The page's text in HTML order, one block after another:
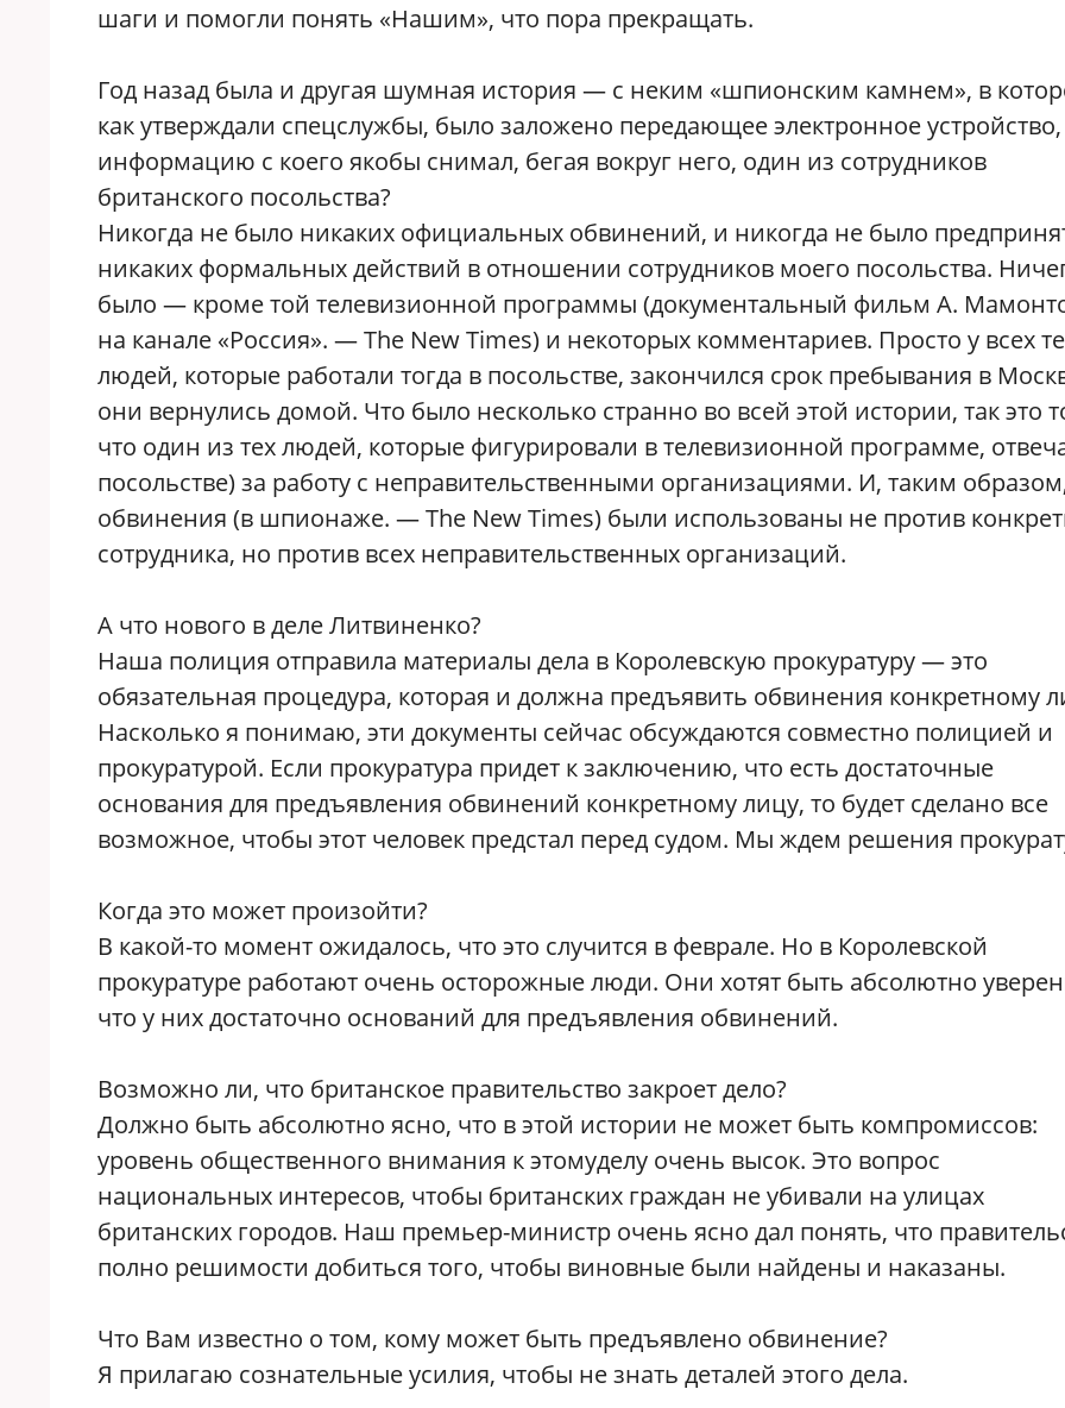
шаги и помогли понять «Нашим», что пора прекращать.
Год назад была и другая шумная история — с неким «шпионским камнем», в
как утверждали спецслужбы, было заложено передающее электронное устройство,
информацию с коего якобы снимал, бегая вокруг него, один из сотрудников
британского посольства?
Никогда не было никаких официальных обвинений, и никогда не было
никаких формальных действий в отношении сотрудников моего посольства.
было — кроме той телевизионной программы (документальный фильм А.
на канале «Россия». — The New Times) и некоторых комментариев. Просто у всех
людей, которые работали тогда в посольстве, закончился срок пребывания в
они вернулись домой. Что было несколько странно во всей этой истории, так это
что один из тех людей, которые фигурировали в телевизионной программе,
посольстве) за работу с неправительственными организациями. И, таким
обвинения (в шпионаже. — The New Times) были использованы не против
сотрудника, но против всех неправительственных организаций.
А что нового в деле Литвиненко?
Наша полиция отправила материалы дела в Королевскую прокуратуру — это
обязательная процедура, которая и должна предъявить обвинения конкретному
Насколько я понимаю, эти документы сейчас обсуждаются совместно полицией и
прокуратурой. Если прокуратура придет к заключению, что есть достаточные
основания для предъявления обвинений конкретному лицу, то будет сделано все
возможное, чтобы этот человек предстал перед судом. Мы ждем решения
Когда это может произойти?
В какой-то момент ожидалось, что это случится в феврале. Но в Королевской
прокуратуре работают очень осторожные люди. Они хотят быть абсолютно
что у них достаточно оснований для предъявления обвинений.
Возможно ли, что британское правительство закроет дело?
Должно быть абсолютно ясно, что в этой истории не может быть компромиссов:
уровень общественного внимания к этомуделу очень высок. Это вопрос
национальных интересов, чтобы британских граждан не убивали на улицах
британских городов. Наш премьер-министр очень ясно дал понять, что
полно решимости добиться того, чтобы виновные были найдены и наказаны.
Что Вам известно о том, кому может быть предъявлено обвинение?
Я прилагаю сознательные усилия, чтобы не знать деталей этого дела.